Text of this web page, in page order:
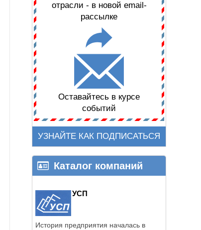
отрасли - в новой email-
рассылке
Оставайтесь в курсе
событий
УЗНАЙТЕ КАК ПОДПИСАТЬСЯ
Каталог компаний
УСП
История предприятия началась в